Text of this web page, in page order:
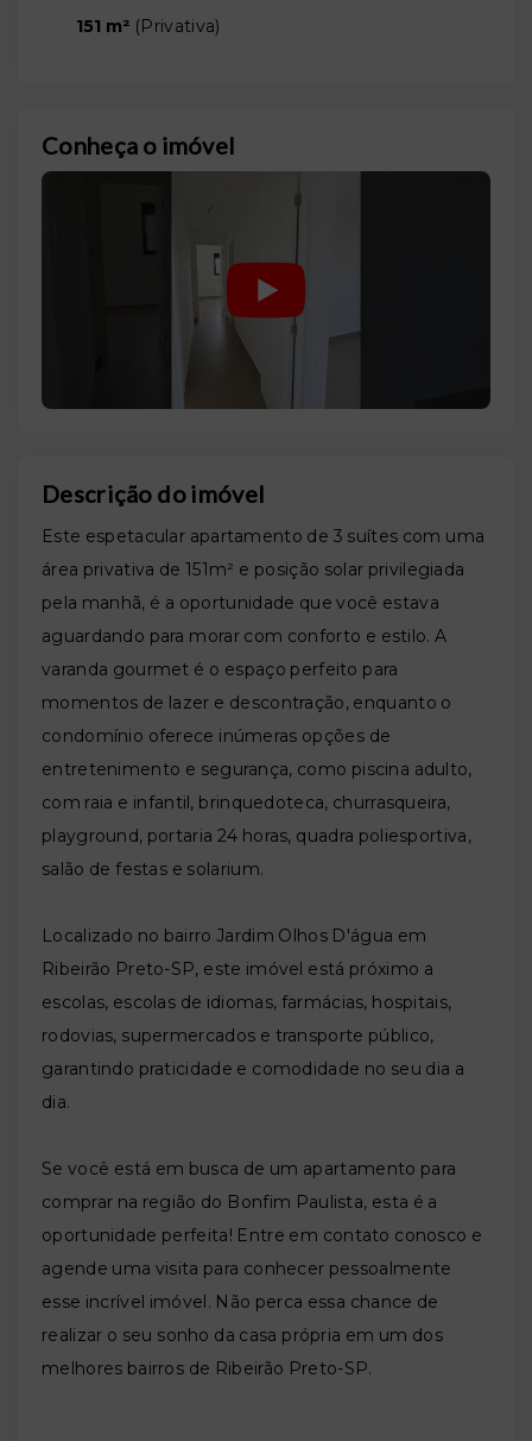
151 m² (Privativa)
Conheça o imóvel
Descrição do imóvel
Este espetacular apartamento de 3 suítes com uma
área privativa de 151m² e posição solar privilegiada
pela manhã, é a oportunidade que você estava
aguardando para morar com conforto e estilo. A
varanda gourmet é o espaço perfeito para
momentos de lazer e descontração, enquanto o
condomínio oferece inúmeras opções de
entretenimento e segurança, como piscina adulto,
com raia e infantil, brinquedoteca, churrasqueira,
playground, portaria 24 horas, quadra poliesportiva,
salão de festas e solarium.
Localizado no bairro Jardim Olhos D'água em
Ribeirão Preto-SP, este imóvel está próximo a
escolas, escolas de idiomas, farmácias, hospitais,
rodovias, supermercados e transporte público,
garantindo praticidade e comodidade no seu dia a
dia.
Se você está em busca de um apartamento para
comprar na região do Bonfim Paulista, esta é a
oportunidade perfeita! Entre em contato conosco e
agende uma visita para conhecer pessoalmente
esse incrível imóvel. Não perca essa chance de
realizar o seu sonho da casa própria em um dos
melhores bairros de Ribeirão Preto-SP.